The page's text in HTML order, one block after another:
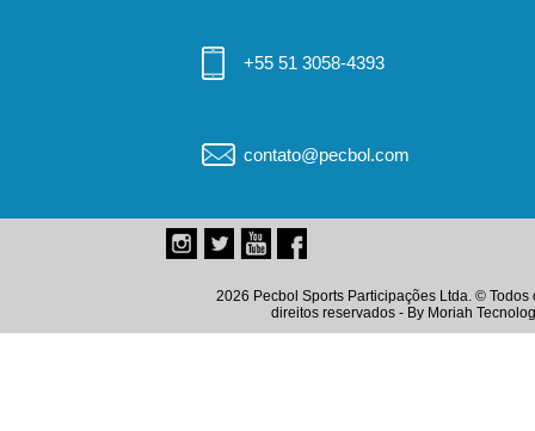
+55 51 3058-4393
contato@pecbol.com
2026 Pecbol Sports Participações Ltda. © Todos
direitos reservados - By Moriah